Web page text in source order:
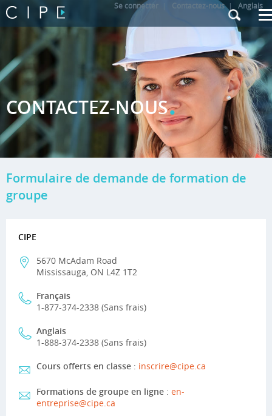
Se connecter Contactez-nous| Anglais
CONTACTEZ-NOUS.
Formulaire de demande de formation de
groupe
CIPE
5670 McAdam Road
Mississauga, ON L4Z 1T2
Français
1-877-374-2338 (Sans frais)
Anglais
1-888-374-2338 (Sans frais)
Cours offerts en classe : inscrire@cipe.ca
Formations de groupe en ligne : en-
entreprise@cipe.ca